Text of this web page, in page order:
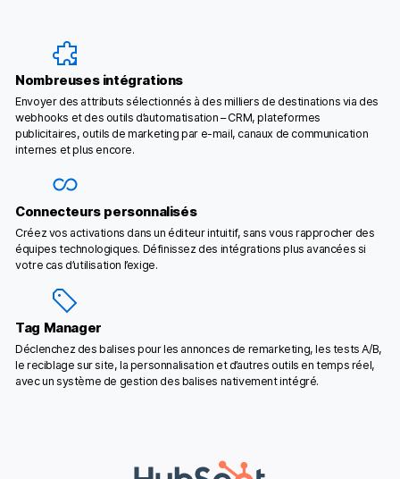
Nombreuses intégrations
Envoyer des attributs sélectionnés à des milliers de destinations via des
webhooks et des outils d’automatisation – CRM, plateformes
publicitaires, outils de marketing par e-mail, canaux de communication
internes et plus encore.
Connecteurs personnalisés
Créez vos activations dans un éditeur intuitif, sans vous rapprocher des
équipes technologiques. Définissez des intégrations plus avancées si
votre cas d’utilisation l’exige.
Tag Manager
Déclenchez des balises pour les annonces de remarketing, les tests A/B,
le reciblage sur site, la personnalisation et d’autres outils en temps réel,
avec un système de gestion des balises nativement intégré.